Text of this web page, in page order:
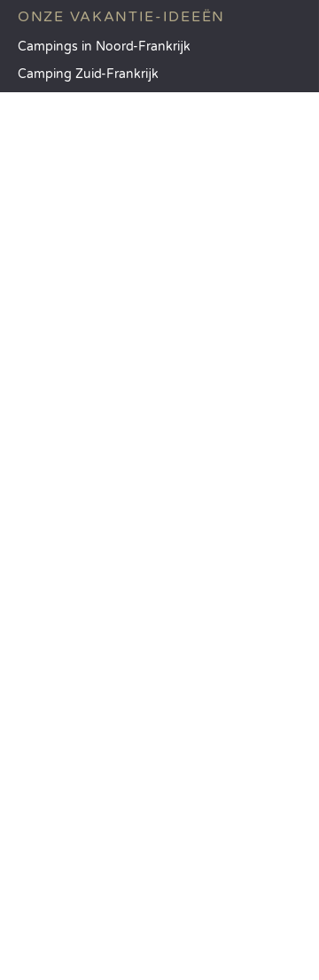
ONZE VAKANTIE-IDEEËN
Campings in Noord-Frankrijk
Camping Zuid-Frankrijk